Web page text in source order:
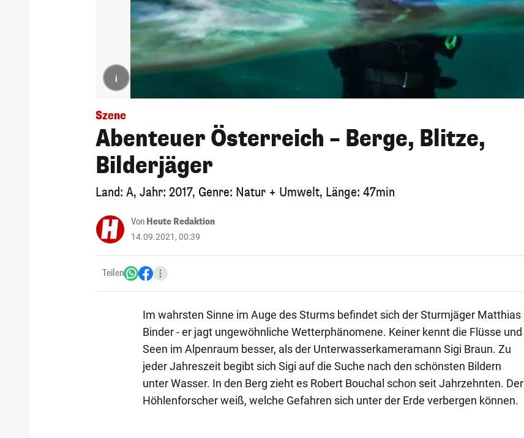
i
Szene
Abenteuer Österreich – Berge, Blitze,
Bilderjäger
Land: A, Jahr: 2017, Genre: Natur + Umwelt, Länge: 47min
Von Heute Redaktion
14.09.2021, 00:39
Teilen
Im wahrsten Sinne im Auge des Sturms befindet sich der Sturmjäger Matthias
Binder - er jagt ungewöhnliche Wetterphänomene. Keiner kennt die Flüsse und
Seen im Alpenraum besser, als der Unterwasserkameramann Sigi Braun. Zu
jeder Jahreszeit begibt sich Sigi auf die Suche nach den schönsten Bildern
unter Wasser. In den Berg zieht es Robert Bouchal schon seit Jahrzehnten. Der
Höhlenforscher weiß, welche Gefahren sich unter der Erde verbergen können.